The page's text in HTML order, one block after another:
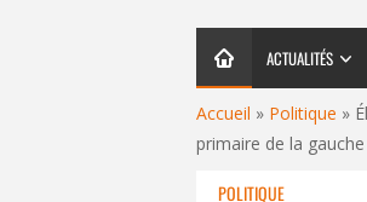
ACTUALITÉS
Accueil » Politique »
primaire de la gauche
POLITIQUE